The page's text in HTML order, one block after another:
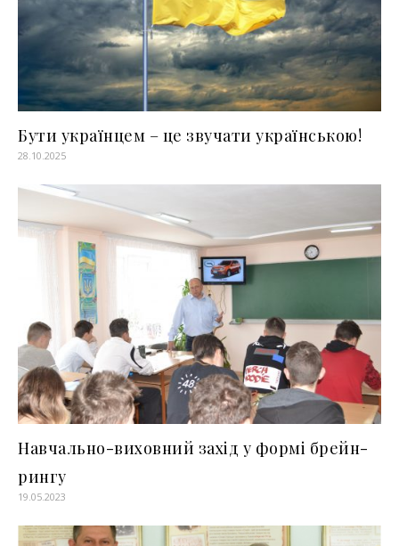
Бути українцем – це звучати українською!
28.10.2025
Навчально-виховний захід у формі брейн-
рингу
19.05.2023